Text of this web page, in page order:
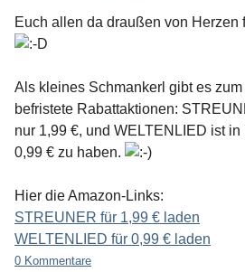
Euch allen da draußen von Herzen
Als kleines Schmankerl gibt es
befristete Rabattaktionen:
nur 1,99 €, und WELTENLIED ist
0,99 € zu haben.
Hier die Amazon-Links:
STREUNER für 1,99 € laden
WELTENLIED für 0,99 € laden
0 Kommentare